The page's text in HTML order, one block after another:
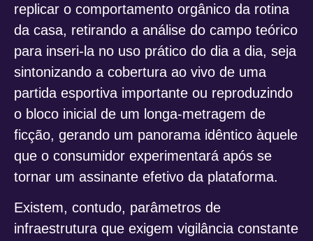
replicar o comportamento orgânico da rotina
da casa, retirando a análise do campo teórico
para inseri-la no uso prático do dia a dia, seja
sintonizando a cobertura ao vivo de uma
partida esportiva importante ou reproduzindo
o bloco inicial de um longa-metragem de
ficção, gerando um panorama idêntico àquele
que o consumidor experimentará após se
tornar um assinante efetivo da plataforma.
Existem, contudo, parâmetros de
infraestrutura que exigem vigilância constante